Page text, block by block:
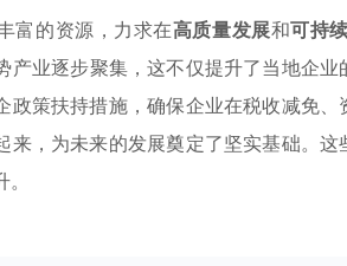
富的资源，力求在高质量发展和可持
产业逐步聚集，这不仅提升了当地企
政策扶持措施，确保企业在税收减免
来，为未来的发展奠定了坚实基础。